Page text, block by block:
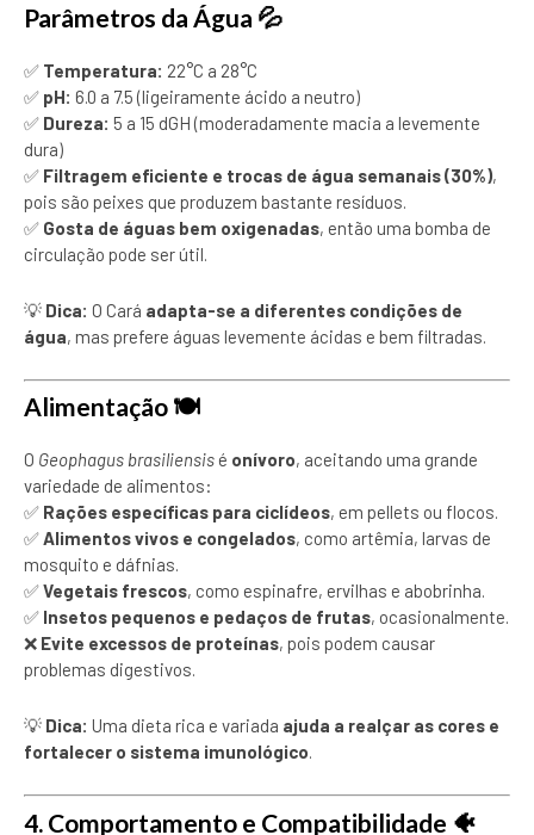
Parâmetros da Água 💦
✅ Temperatura: 22°C a 28°C
✅ pH: 6.0 a 7.5 (ligeiramente ácido a neutro)
✅ Dureza: 5 a 15 dGH (moderadamente macia a levemente
dura)
✅ Filtragem eficiente e trocas de água semanais (30%),
pois são peixes que produzem bastante resíduos.
✅ Gosta de águas bem oxigenadas, então uma bomba de
circulação pode ser útil.
💡 Dica: O Cará adapta-se a diferentes condições de
água, mas prefere águas levemente ácidas e bem filtradas.
Alimentação 🍽️
O Geophagus brasiliensisé onívoro, aceitando uma grande
variedade de alimentos:
✅ Rações específicas para ciclídeos, em pellets ou flocos.
✅Alimentos vivos e congelados, como artêmia, larvas de
mosquito e dáfnias.
✅Vegetais frescos, como espinafre, ervilhas e abobrinha.
✅ Insetos pequenos e pedaços de frutas, ocasionalmente.
❌ Evite excessos de proteínas, pois podem causar
problemas digestivos.
💡 Dica: Uma dieta rica e variada ajuda a realçar as cores e
fortalecer o sistema imunológico.
4. Comportamento e Compatibilidade 🐠